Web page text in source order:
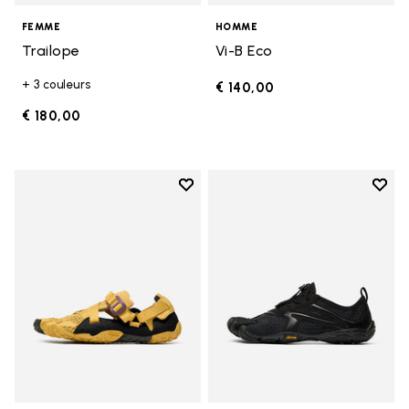
FEMME
Trailope
+ 3 couleurs
€ 180,00
HOMME
Vi-B Eco
€ 140,00
Add to wishlist
Add